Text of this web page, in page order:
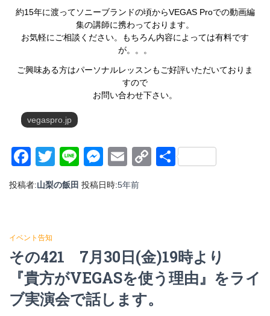
約15年に渡ってソニーブランドの頃からVEGAS Proでの動画編
集の講師に携わっております。
お気軽にご相談ください。もちろん内容によっては有料です
が。。。
ご興味ある方はパーソナルレッスンもご好評いただいておりま
すので
お問い合わせ下さい。
vegaspro.jp
Facebook
Twitter
LineMessenger
EmailCopy
共
投稿者:山梨の飯田 投稿日時:5年前
イベント告知
その421 7月30日(金)19時より
『貴方がVEGASを使う理由』をライ
ブ実演会で話します。